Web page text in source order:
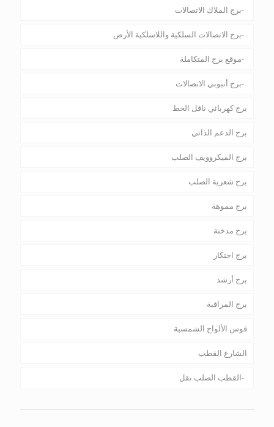
برج الملاك الاتصالات
برج الاتصالات السلكية واللاسلكية الأرض
موقع برج المتكاملة
برج أنبوبي الاتصالات
برج كهربائي ناقل الخط
برج الدعم الذاتي
برج الميكروويف الصلب
برج شعرية الصلب
برج مموهة
برج مدخنة
برج احتكار
برج أرشد
برج المراقبة
قوس الألواح الشمسية
الشارع القطب
القطب الصلب نقل